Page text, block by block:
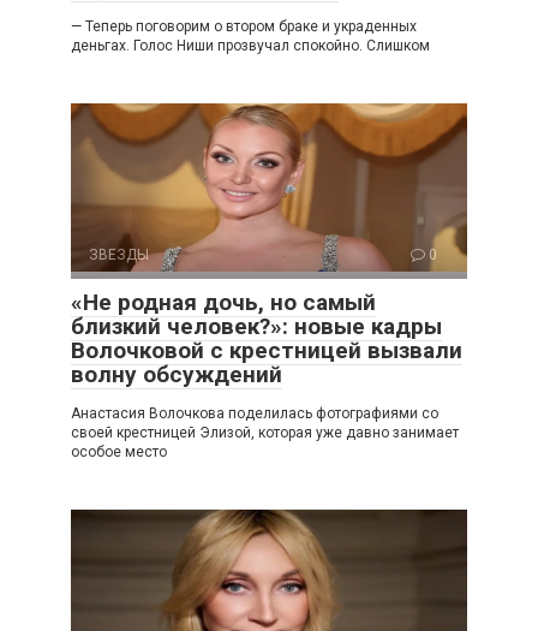
— Теперь поговорим о втором браке и украденных
деньгах. Голос Ниши прозвучал спокойно. Слишком
ЗВЕЗДЫ 0
«Не родная дочь, но самый
близкий человек?»: новые кадры
Волочковой с крестницей вызвали
волну обсуждений
Анастасия Волочкова поделилась фотографиями со
своей крестницей Элизой, которая уже давно занимает
особое место